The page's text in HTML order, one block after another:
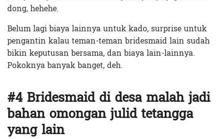
dong, hehehe.
Belum lagi biaya lainnya untuk kado, surprise untuk
pengantin kalau teman-teman bridesmaid lain sudah
bikin keputusan bersama, dan biaya lain-lainnya.
Pokoknya banyak banget, deh.
#4 Bridesmaid di desa malah jadi
bahan omongan julid tetangga
yang lain